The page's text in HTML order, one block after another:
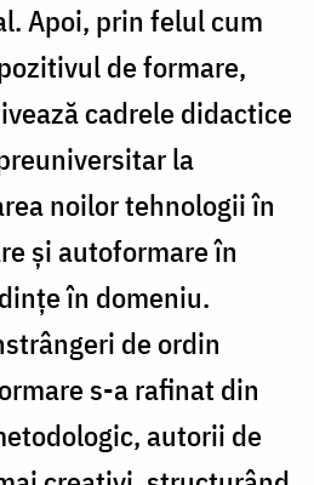
Apoi, prin felul cum
de formare,
cadrele didactice
la
noilor tehnologii în
și autoformare în
în domeniu.
de ordin
s-a rafinat din
autorii de